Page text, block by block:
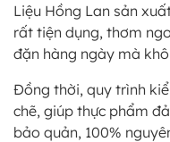
Liệu Hồng Lan sản
rất tiện dụng, thơm
đặn hàng ngày mà
Đồng thời, quy trình
chẽ, giúp thực phẩm
bảo quản, 100%